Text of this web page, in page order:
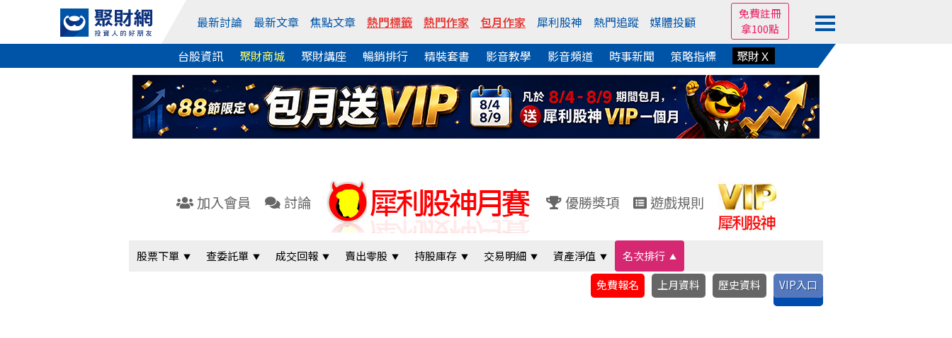
最新討論 最新文章 焦點文章 熱門標籤 熱門作家 包月作家 犀利股神 熱門追蹤 媒體投顧
免費註冊
拿100點
台股資訊 聚財商城 聚財講座 暢銷排行 精裝套書 影音教學 影音頻道 時事新聞 策略指標 聚財Ｘ
加入會員 討論 優勝獎項 遊戲規則
股票下單 查委託單 成交回報 賣出零股 持股庫存 交易明細 資產淨值
名次排行
免費報名
上月資料 歷史資料 VIP入口